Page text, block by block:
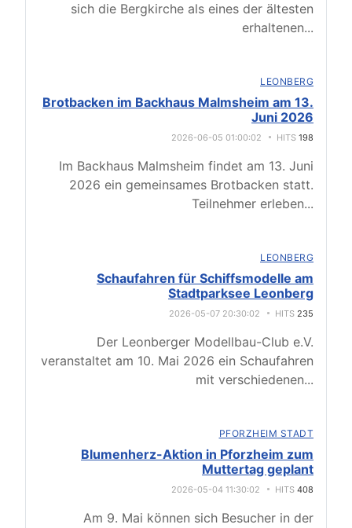
sich die Bergkirche als eines der ältesten
erhaltenen...
LEONBERG
Brotbacken im Backhaus Malmsheim am 13.
Juni 2026
2026-06-05 01:00:02 HITS 198
Im Backhaus Malmsheim findet am 13. Juni
2026 ein gemeinsames Brotbacken statt.
Teilnehmer erleben...
LEONBERG
Schaufahren für Schiffsmodelle am
Stadtparksee Leonberg
2026-05-07 20:30:02 HITS 235
Der Leonberger Modellbau-Club e.V.
veranstaltet am 10. Mai 2026 ein Schaufahren
mit verschiedenen...
PFORZHEIM STADT
Blumenherz-Aktion in Pforzheim zum
Muttertag geplant
2026-05-04 11:30:02 HITS 408
Am 9. Mai können sich Besucher in der